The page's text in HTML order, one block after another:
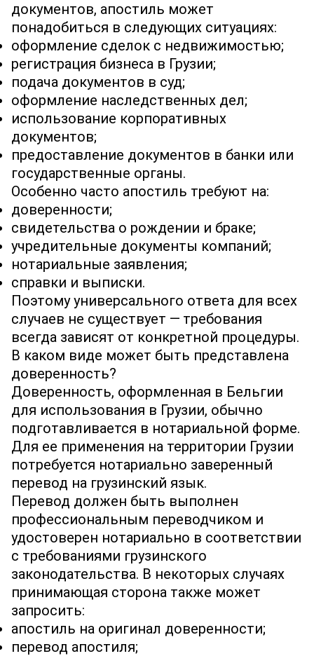
документов, апостиль может
понадобиться в следующих ситуациях:
оформление сделок с недвижимостью;
регистрация бизнеса в Грузии;
подача документов в суд;
оформление наследственных дел;
использование корпоративных
документов;
предоставление документов в банки или
государственные органы.
Особенно часто апостиль требуют на:
доверенности;
свидетельства о рождении и браке;
учредительные документы компаний;
нотариальные заявления;
справки и выписки.
Поэтому универсального ответа для всех
случаев не существует — требования
всегда зависят от конкретной процедуры.
В каком виде может быть представлена
доверенность?
Доверенность, оформленная в Бельгии
для использования в Грузии, обычно
подготавливается в нотариальной форме.
Для ее применения на территории Грузии
потребуется нотариально заверенный
перевод на грузинский язык.
Перевод должен быть выполнен
профессиональным переводчиком и
удостоверен нотариально в соответствии
с требованиями грузинского
законодательства. В некоторых случаях
принимающая сторона также может
запросить:
апостиль на оригинал доверенности;
перевод апостиля;